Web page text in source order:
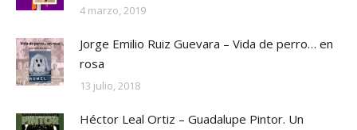
4 marzo, 2019
Jorge Emilio Ruiz Guevara – Vida de perro… en
rosa
13 julio, 2018
Héctor Leal Ortiz – Guadalupe Pintor. Un